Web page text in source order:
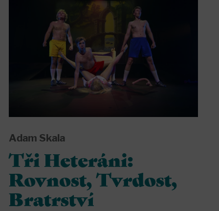
Adam Skala
Tři Heteráni:
Rovnost, Tvrdost,
Bratrství